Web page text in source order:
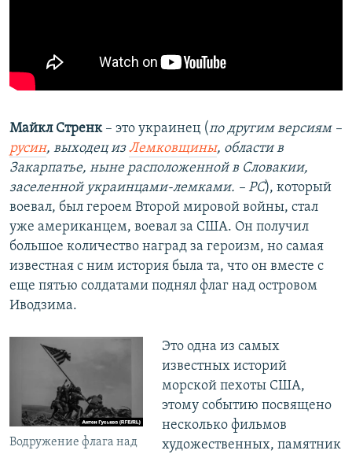
Майкл Стренк– это украинец (по другим версиям –
русин, выходец изЛемковщины, области в
Закарпатье, ныне расположенной в Словакии,
заселенной украинцами-лемками. – РС), который
воевал, был героем Второй мировой войны, стал
уже американцем, воевал за США. Он получил
большое количество наград за героизм, но самая
известная с ним история была та, что он вместе с
еще пятью солдатами поднял флаг над островом
Иводзима.
Водружение флага над
Это одна из самых
известных историй
морской пехоты США,
этому событию посвящено
несколько фильмов
художественных, памятник